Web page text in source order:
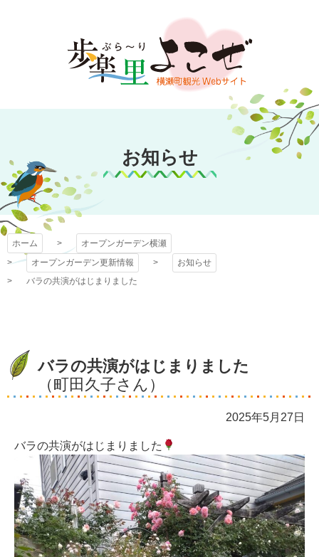
文
キ
プ
オープンガーデン
横瀬
お知らせ
ホーム
オープンガーデン横瀬
オープンガーデン更新情報
お知らせ
バラの共演がはじまりました
バラの共演がはじまりました
（町田久子さん）
2025年5月27日
バラの共演がはじまりました